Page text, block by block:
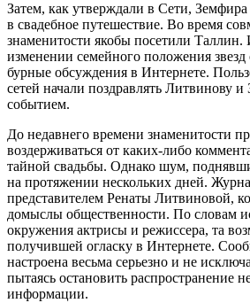
Затем, как утверждали в Сети,
в свадебное путешествие. Во время
знаменитости якобы посетили
изменении семейного положения звезд
бурные обсуждения в Интернете.
сетей начали поздравлять Литвинову
событием.
До недавнего времени знаменитости
воздерживаться от каких-либо
тайной свадьбы. Однако шум,
на протяжении нескольких дней.
представителем Ренаты Литвиновой,
домыслы общественности. По словам
окружения актрисы и режиссера, та
получившей огласку в Интернете.
настроена весьма серьезно и не
пытаясь остановить распространение
информации.